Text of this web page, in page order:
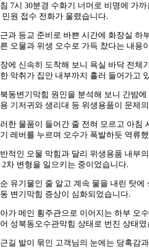
7시 30분경 수화기 너머로 비명에 가
민원 접수 전화가 울렸습니다.
과 등교 준비로 바쁜 시간에 화장실 하
오물과 위생 오수로 가득 찼다는 내용
에 신속히 도착해 보니 욕실 바닥 전체
악취가 집안 내부까지 흘러 들어가고
동변기막힘 원인을 분석해 보니 간밤
기저귀와 생리대 등 위생용품이 문제
한 물품이 들어간 줄 전혀 모르고 아침
레버를 누르며 오수가 폭발하듯 역류
적인 오물 막힘과 달리 위생용품 내부
2차 변형을 일으키는 중이었습니다.
유기물인 줄 알고 계속 물을 내린 탓에
변기막힘 증상이 심화되었습니다.
가 메인 횡주관으로 이어지는 하부 오
성북동오수관막힘 상태로 번진 상태였
길 발이 묶인 고객님의 눈에는 당혹감